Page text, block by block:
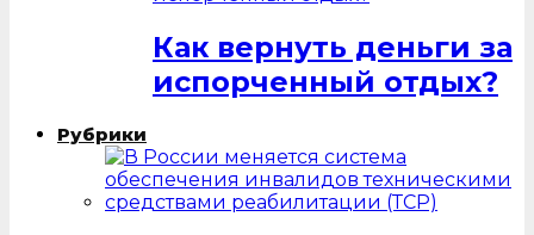
Как вернуть деньги за
испорченный отдых?
Рубрики